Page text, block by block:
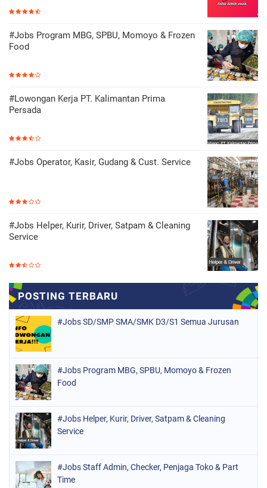
#Jobs Program MBG, SPBU, Momoyo & Frozen
Food
#Lowongan Kerja PT. Kalimantan Prima
Persada
#Jobs Operator, Kasir, Gudang & Cust. Service
#Jobs Helper, Kurir, Driver, Satpam & Cleaning
Service
#Jobs SD/SMP SMA/SMK D3/S1 Semua Jurusan
#Jobs Program MBG, SPBU, Momoyo & Frozen
Food
#Jobs Helper, Kurir, Driver, Satpam & Cleaning
Service
#Jobs Staff Admin, Checker, Penjaga Toko & Part
Time